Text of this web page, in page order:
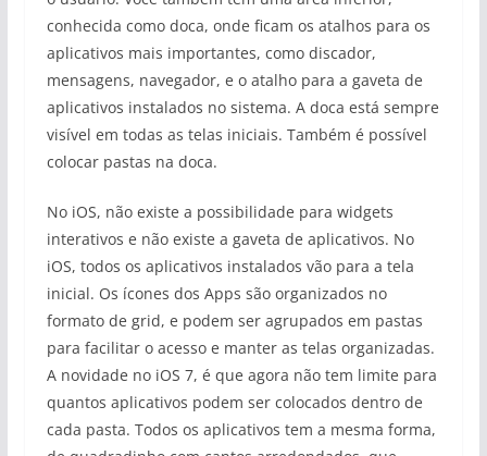
conhecida como doca, onde ficam os atalhos para os
aplicativos mais importantes, como discador,
mensagens, navegador, e o atalho para a gaveta de
aplicativos instalados no sistema. A doca está sempre
visível em todas as telas iniciais. Também é possível
colocar pastas na doca.
No iOS, não existe a possibilidade para widgets
interativos e não existe a gaveta de aplicativos. No
iOS, todos os aplicativos instalados vão para a tela
inicial. Os ícones dos Apps são organizados no
formato de grid, e podem ser agrupados em pastas
para facilitar o acesso e manter as telas organizadas.
A novidade no iOS 7, é que agora não tem limite para
quantos aplicativos podem ser colocados dentro de
cada pasta. Todos os aplicativos tem a mesma forma,